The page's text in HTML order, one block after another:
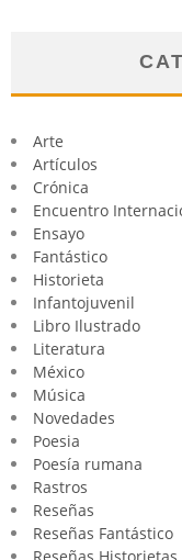
Arte
Artículos
Crónica
Encuentro
Ensayo
Fantástico
Historieta
Infantojuvenil
Libro Ilustrado
Literatura
México
Música
Novedades
Poesia
Poesía rumana
Rastros
Reseñas
Reseñas Fantástico